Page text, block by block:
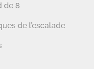
de 8
de l’escalade